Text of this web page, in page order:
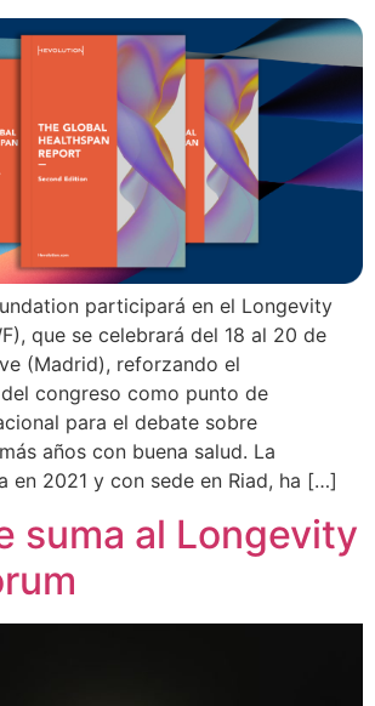
participará en el Longevity
que se celebrará del 18 al 20 de
(Madrid), reforzando el
congreso como punto de
para el debate sobre
años con buena salud. La
en 2021 y con sede en Riad, ha […]
suma al Longevity